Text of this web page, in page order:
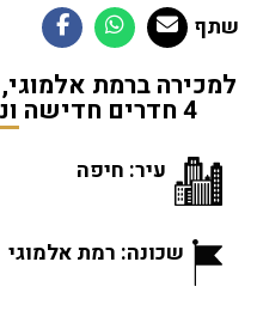
למכירה ברמת
4 חדרים חדישה ונגישה עם נוף למפרץ
עיר: חיפה
שכונה: רמת אלמוגי
שתף